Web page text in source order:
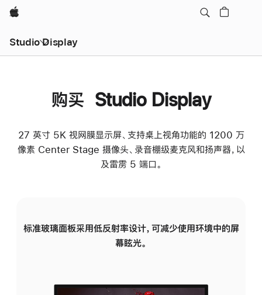
Apple
Studio Display
购买 Studio Display
27 英寸 5K 视网膜显示屏、支持桌上视角功能的 1200 万
像素 Center Stage 摄像头、录音棚级麦克风和扬声器，以
及雷雳 5 端口。
标准玻璃面板采用低反射率设计，可减少使用环境中的屏
幕眩光。